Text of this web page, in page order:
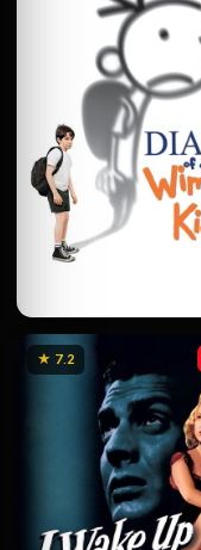
★ 7.2